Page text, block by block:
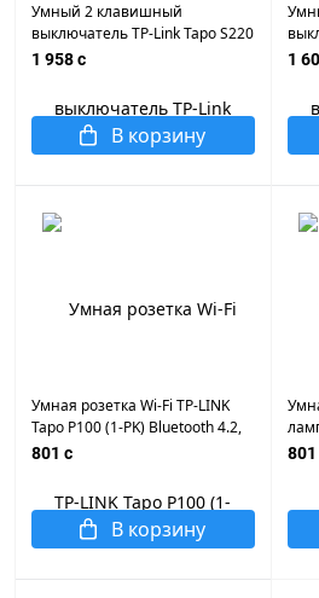
Умный 2 клавишный
выключатель TP-Link Tapo S220
1 958 c
В корзину
1
Умная розетка Wi-Fi TP-LINK
Tapo P100 (1-PK) Bluetooth 4.2,
Voice Control, Usage Time
Assistant
801 c
В корзину
801